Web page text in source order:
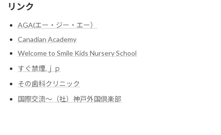
リンク
AGA(エー・ジー・エー）
Canadian Academy
Welcome to Smile Kids Nursery School
すぐ禁煙.ｊｐ
その歯科クリニック
国際交流～（社）神戸外国倶楽部